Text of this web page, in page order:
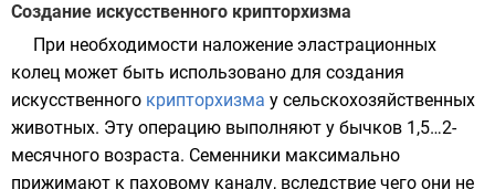
Создание искусственного крипторхизма
При необходимости наложение эластрационных
колец может быть использовано для создания
искусственного крипторхизма у сельскохозяйственных
животных. Эту операцию выполняют у бычков 1,5…2-
месячного возраста. Семенники максимально
прижимают к паховому каналу, вследствие чего они не